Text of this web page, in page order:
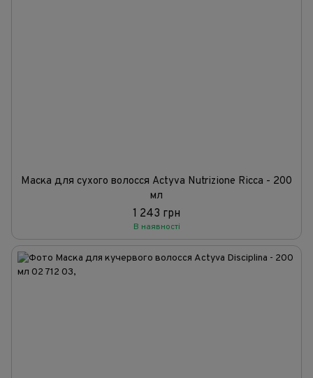
Маска для сухого волосся Actyva Nutrizione Ricca - 200
мл
1 243 грн
В наявності